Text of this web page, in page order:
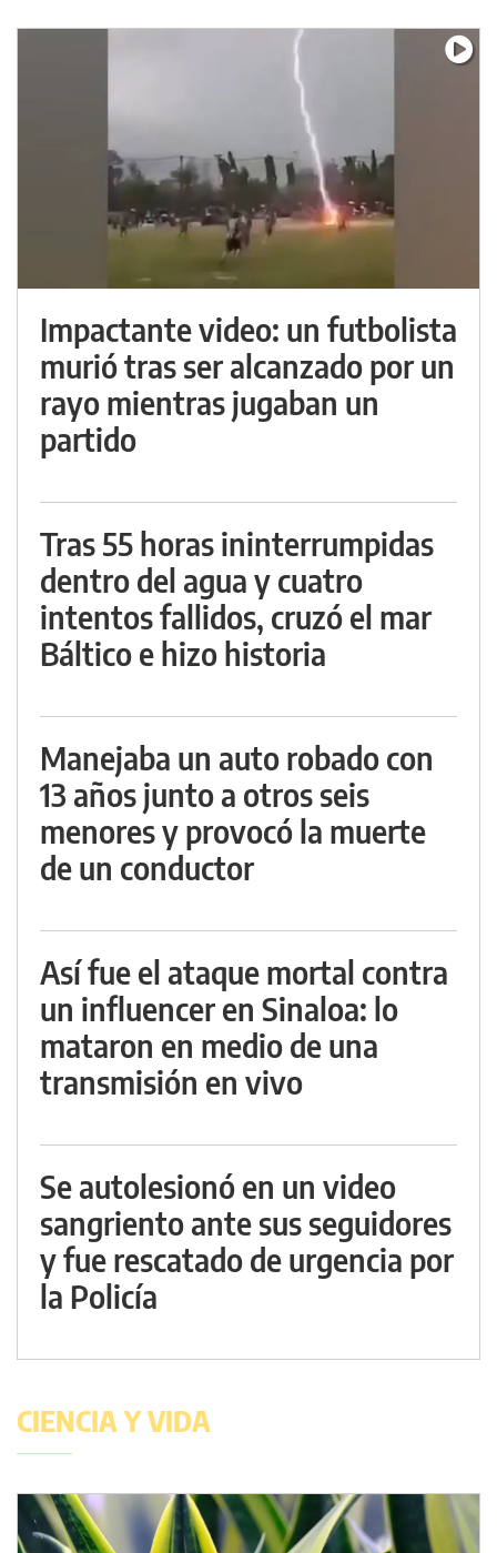
Impactante video: un futbolista
murió tras ser alcanzado por un
rayo mientras jugaban un
partido
Tras 55 horas ininterrumpidas
dentro del agua y cuatro
intentos fallidos, cruzó el mar
Báltico e hizo historia
Manejaba un auto robado con
13 años junto a otros seis
menores y provocó la muerte
de un conductor
Así fue el ataque mortal contra
un influencer en Sinaloa: lo
mataron en medio de una
transmisión en vivo
Se autolesionó en un video
sangriento ante sus seguidores
y fue rescatado de urgencia por
la Policía
CIENCIA Y VIDA